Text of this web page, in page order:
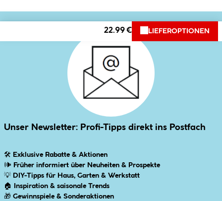
22.99 € LIEFEROPTIONEN
Unser Newsletter: Profi-Tipps direkt ins Postfach
🛠 Exklusive Rabatte & Aktionen
🕪 Früher informiert über Neuheiten & Prospekte
💡 DIY-Tipps für Haus, Garten & Werkstatt
🏠
Inspiration & saisonale Trends
🎁 Gewinnspiele & Sonderaktionen